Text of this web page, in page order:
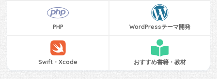
PHP WordPressテーマ開発
Swift・Xcode おすすめ書籍・教材